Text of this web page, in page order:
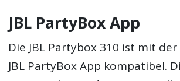
JBL PartyBox App
Die JBL Partybox 310 ist mit
JBL PartyBox App kompatibel.